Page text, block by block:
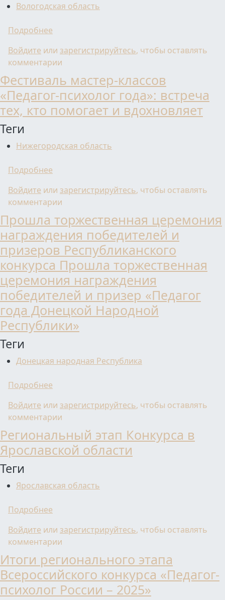
Вологодская область
Подробнее
Войдите или зарегистрируйтесь, чтобы оставлять
комментарии
Фестиваль мастер-классов
«Педагог-психолог года»: встреча
тех, кто помогает и вдохновляет
Теги
Нижегородская область
Подробнее
Войдите или зарегистрируйтесь, чтобы оставлять
комментарии
Прошла торжественная церемония
награждения победителей и
призеров Республиканского
конкурса Прошла торжественная
церемония награждения
победителей и призер «Педагог
года Донецкой Народной
Республики»
Теги
Донецкая народная Республика
Подробнее
Войдите или зарегистрируйтесь, чтобы оставлять
комментарии
Региональный этап Конкурса в
Ярославской области
Теги
Ярославская область
Подробнее
Войдите или зарегистрируйтесь, чтобы оставлять
комментарии
Итоги регионального этапа
Всероссийского конкурса «Педагог-
психолог России – 2025»